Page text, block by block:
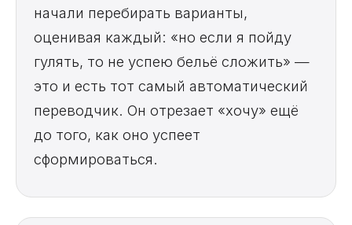
начали перебирать варианты,
оценивая каждый: «но если я пойду
гулять, то не успею бельё сложить» —
это и есть тот самый автоматический
переводчик. Он отрезает «хочу» ещё
до того, как оно успеет
сформироваться.